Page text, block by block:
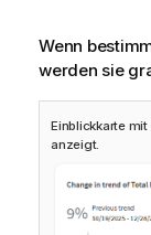
Wenn
werden sie
Einblickkarte
anzeigt.